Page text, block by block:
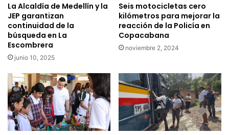
La Alcaldía de Medellín y la
JEP garantizan
continuidad de la
búsqueda en La
Escombrera
junio 10, 2025
Seis motocicletas cero
kilómetros para mejorar la
reacción de la Policía en
Copacabana
noviembre 2, 2024